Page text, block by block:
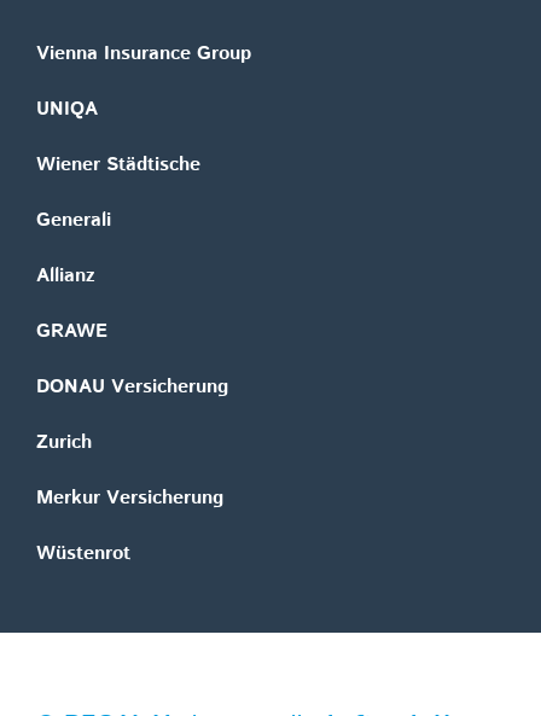
Vienna Insurance Group
UNIQA
Wiener Städtische
Generali
Allianz
GRAWE
DONAU Versicherung
Zurich
Merkur Versicherung
Wüstenrot